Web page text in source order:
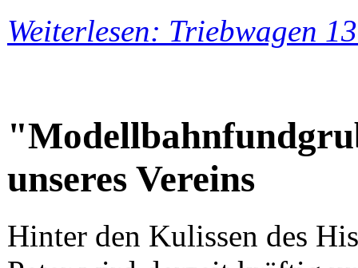
Weiterlesen: Triebwagen
unseres Vereins
Hinter den Kulissen des